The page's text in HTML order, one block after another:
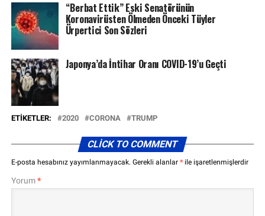
“Berbat Ettik” Eski Senatörünün
Koronavirüsten Ölmeden Önceki Tüyler
Ürpertici Son Sözleri
Japonya’da İntihar Oranı COVID-19’u Geçti
ETIKETLER: 2020 CORONA TRUMP
CLICK TO COMMENT
E-posta hesabınız yayımlanmayacak. Gerekli alanlar *ile işaretlenmişlerdir
Yorum*